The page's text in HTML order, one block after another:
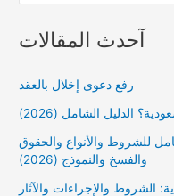
آحدث المقالات
رفع دعوى إخلال بالعقد
الدليل الشامل (2026)
للشروط والأنواع والحقوق
والفسخ والنموذج (2026)
الشروط والإجراءات والآثار